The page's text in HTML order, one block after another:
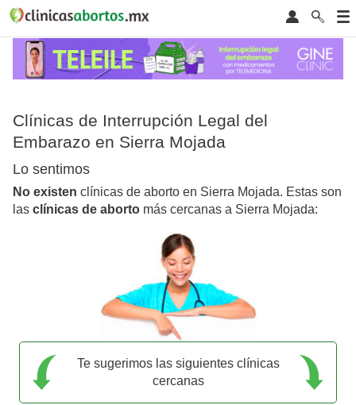
Clínicas de Interrupción Legal del
Embarazo en Sierra Mojada
Lo sentimos
No existen clínicas de aborto en Sierra Mojada. Estas son
las clínicas de aborto más cercanas a Sierra Mojada:
Te sugerimos las siguientes clínicas
cercanas